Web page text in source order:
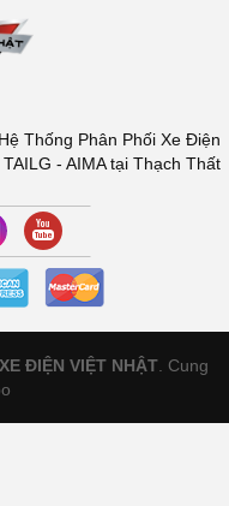
Thống Phân Phối Xe Điện
- AIMA tại Thạch Thất
ĐIỆN VIỆT NHẬT. Cung